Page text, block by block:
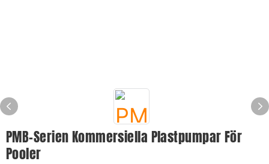
PMB-Serien Kommersiella Plastpumpar För
Pooler